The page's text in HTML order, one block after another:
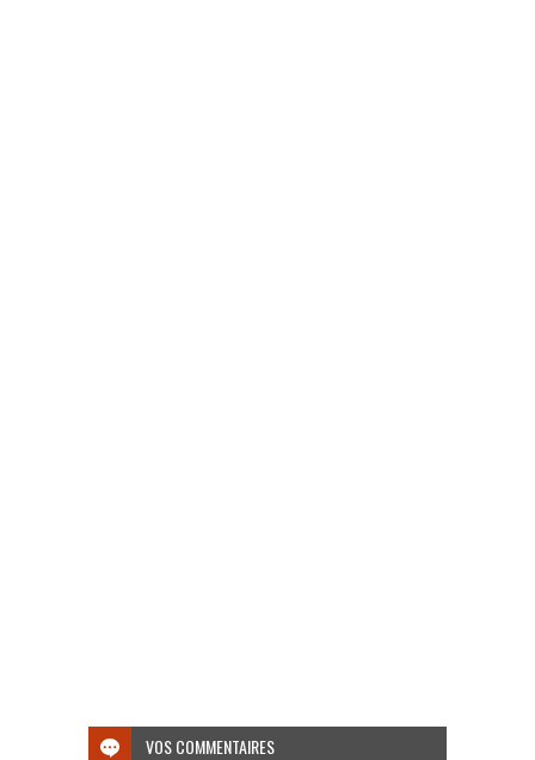
VOS COMMENTAIRES